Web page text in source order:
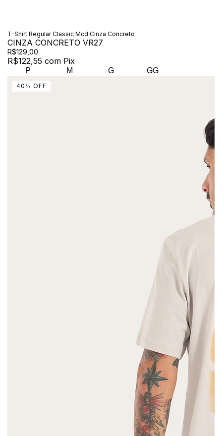
T-Shirt Regular Classic Mcd Cinza Concreto
CINZA CONCRETO VR27
R$129,00
R$122,55 com Pix
P M G GG
40 % OFF